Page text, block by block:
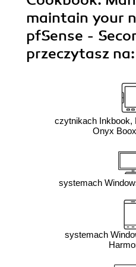
maintain your
pfSense -
przeczytasz na:
czytnikach Inkbook,
Onyx
systemach
systemach